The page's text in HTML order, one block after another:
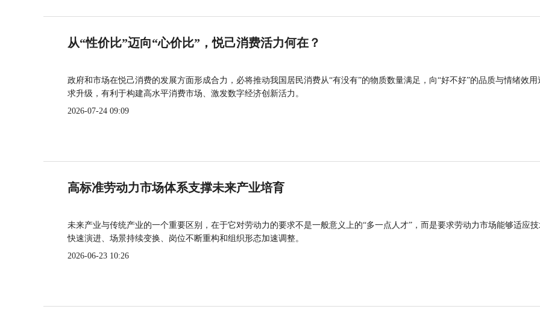
从“性价比”迈向“心价比”，悦己消费活力何在？
政府和市场在悦己消费的发展方面形成合力，必将推动我国居民消费从“有没有”的物质数量满足，向“好不好”的品质与情绪效用
求升级，有利于构建高水平消费市场、激发数字经济创新活力。
2026-07-24 09:09
高标准劳动力市场体系支撑未来产业培育
未来产业与传统产业的一个重要区别，在于它对劳动力的要求不是一般意义上的“多一点人才”，而是要求劳动力市场能够适应
快速演进、场景持续变换、岗位不断重构和组织形态加速调整。
2026-06-23 10:26